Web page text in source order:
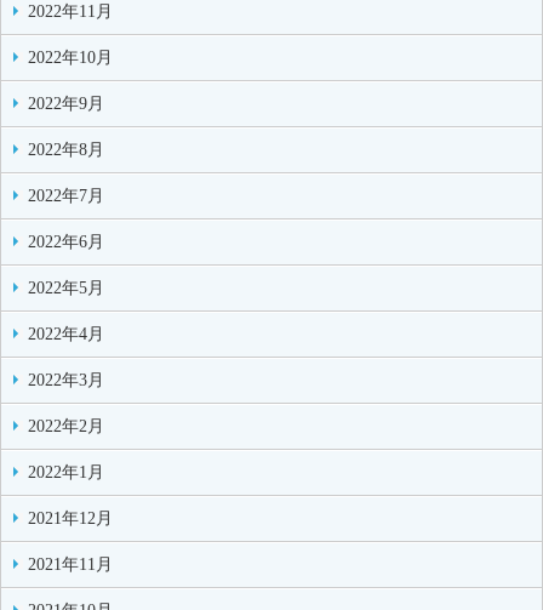
2022年11月
2022年10月
2022年9月
2022年8月
2022年7月
2022年6月
2022年5月
2022年4月
2022年3月
2022年2月
2022年1月
2021年12月
2021年11月